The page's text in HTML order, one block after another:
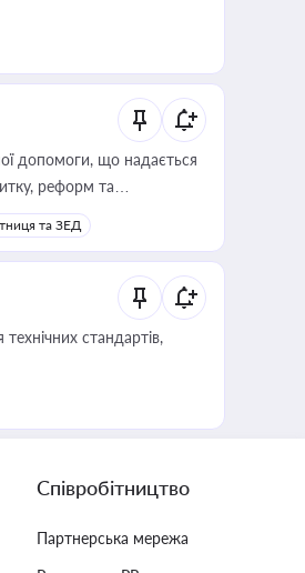
допомоги, що надається
реформ та
та ЗЕД
стандартів,
Співробітництво
Партнерська мережа